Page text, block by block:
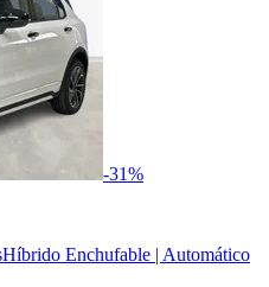
-31%
Híbrido Enchufable | Automático